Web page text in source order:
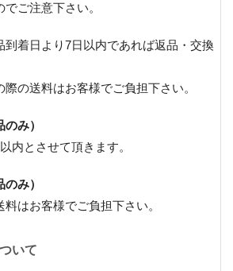
ご注意下さい。
到着日より7日以内であれば返品・交換
際の送料はお客様でご負担下さい。
み）
内とさせて頂きます。
み）
はお客様でご負担下さい。
いて